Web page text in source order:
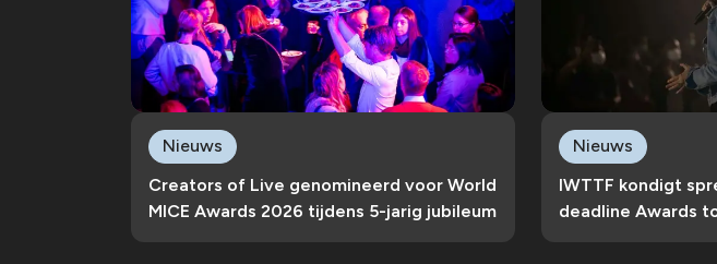
Creators of Live genomineerd voor World
MICE Awards 2026 tijdens 5-jarig jubileum
Nieuws
IWTTF kondigt
deadline Awards
Nieuws